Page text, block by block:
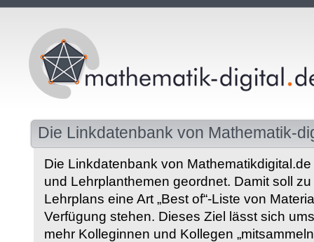
Die Linkdatenbank von Mathematik-
Die Linkdatenbank von
und Lehrplanthemen geordnet. Damit soll
Lehrplans eine Art „Best of“-Liste von
Verfügung stehen. Dieses Ziel lässt sich
mehr Kolleginnen und Kollegen